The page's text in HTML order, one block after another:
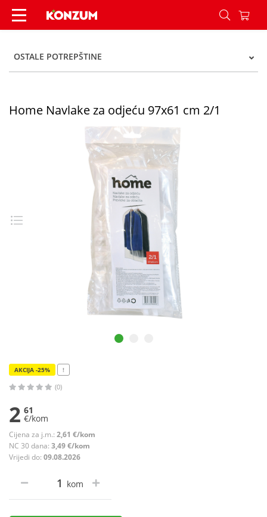
Home Navlake za odjeću 97x61 cm 2/1 - Konzum
OSTALE POTREPŠTINE
Home Navlake za odjeću 97x61 cm 2/1
AKCIJA -25% !
(0)
2 61
€/kom
Cijena za j.m.: 2,61 €/kom
NC 30 dana: 3,49 €/kom
Vrijedi do: 09.08.2026
kom